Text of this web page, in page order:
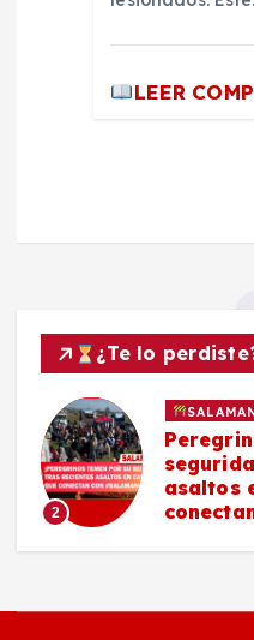
LEER
¿Te lo
2
asaltos